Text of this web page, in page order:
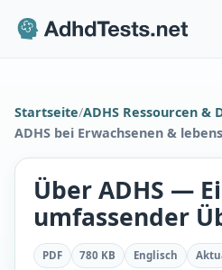
Startseite/ADHS Ressourcen &
ADHS bei Erwachsenen &
Über ADHS —
umfassender
PDF 780 KB Englisch